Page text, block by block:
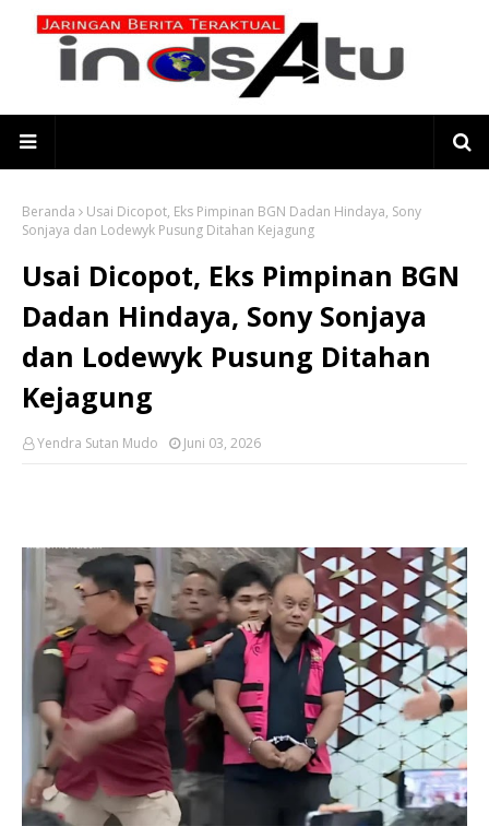
Beranda
Usai Dicopot, Eks Pimpinan BGN Dadan Hindaya, Sony
Sonjaya dan Lodewyk Pusung Ditahan Kejagung
Usai Dicopot, Eks Pimpinan BGN
Dadan Hindaya, Sony Sonjaya
dan Lodewyk Pusung Ditahan
Kejagung
Yendra Sutan Mudo Juni 03, 2026